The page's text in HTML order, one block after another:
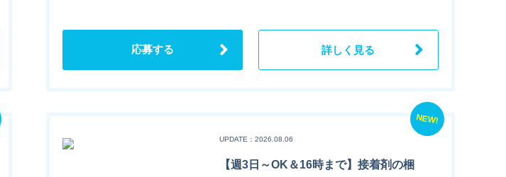
応募する 詳しく見る
NEW!
UPDATE：2026.08.06
【週3日～OK＆16時まで】接着剤の梱